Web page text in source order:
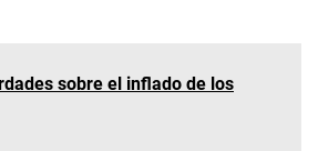
sobre el inflado de los